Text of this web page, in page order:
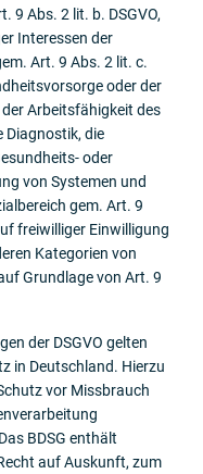
9 Abs. 2 lit. b. DSGVO,
Interessen der
Art. 9 Abs. 2 lit. c.
oder der
Arbeitsfähigkeit des
Diagnostik, die
oder
von Systemen und
gem. Art. 9
freiwilliger Einwilligung
Kategorien von
Grundlage von Art. 9
der DSGVO gelten
in Deutschland. Hierzu
vor Missbrauch
BDSG enthält
auf Auskunft, zum